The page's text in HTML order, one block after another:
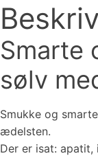
Smarte
sølv
Smukke og
ædelsten.
Der er isat: